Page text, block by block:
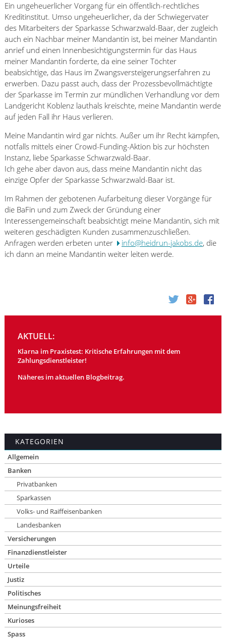
Ein ungeheuerlicher Vorgang für ein öffentlich-rechtliches
Kreditinstitut. Umso ungeheuerlicher, da der Schwiegervater
des Mitarbeiters der Sparkasse Schwarzwald-Baar, der zugleich
auch ein Nachbar meiner Mandantin ist, bei meiner Mandantin
anrief und einen Innenbesichtigungstermin für das Haus
meiner Mandantin forderte, da eine seiner Töchter
beabsichtige, das Haus im Zwangsversteigerungserfahren zu
erwerben. Dazu passt auch, dass der Prozessbevollmächtigte
der Sparkasse im Termin zur mündlichen Verhandlung vor dem
Landgericht Koblenz lauthals kreischte, meine Mandantin werde
auf jeden Fall ihr Haus verlieren.
Meine Mandantin wird gar nichts. Außer um ihr Recht kämpfen,
notfalls mittels einer Crowd-Funding-Aktion bis zur höchsten
Instanz, liebe Sparkasse Schwarzwald-Baar.
Ich gehe aber davon aus, dass meine Mandantin nicht das
einzige Opfer der Sparkasse Schwarzwald-Baar ist.
Im Rahmen der gebotenen Aufarbeitung dieser Vorgänge für
die BaFin und zum Zweck der Gründung einer
Interessengemeinschaft beabsichtigt meine Mandantin, sich mit
weiteren geschädigten Kunden zusammenzuschließen.
Anfragen werden erbeten unter
info@heidrun-jakobs.de, die
ich dann an meine Mandantin weiter leiten werde.
AKTUELL:
Klarna im Praxistest: Kritische Erfahrungen mit dem
Zahlungsdienstleister!
Näheres im aktuellen Blogbeitrag.
KATEGORIEN
Allgemein
Banken
Privatbanken
Sparkassen
Volks- und Raiffeisenbanken
Landesbanken
Versicherungen
Finanzdienstleister
Urteile
Justiz
Politisches
Meinungsfreiheit
Kurioses
Spass